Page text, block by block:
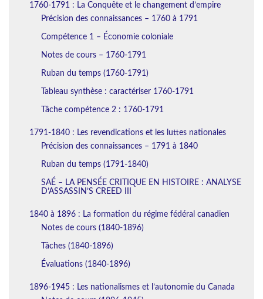
1760-1791 : La Conquête et le changement d’empire
Précision des connaissances – 1760 à 1791
Compétence 1 – Économie coloniale
Notes de cours – 1760-1791
Ruban du temps (1760-1791)
Tableau synthèse : caractériser 1760-1791
Tâche compétence 2 : 1760-1791
1791-1840 : Les revendications et les luttes nationales
Précision des connaissances – 1791 à 1840
Ruban du temps (1791-1840)
SAÉ – LA PENSÉE CRITIQUE EN HISTOIRE : ANALYSE
D’ASSASSIN’S CREED III
1840 à 1896 : La formation du régime fédéral canadien
Notes de cours (1840-1896)
Tâches (1840-1896)
Évaluations (1840-1896)
1896-1945 : Les nationalismes et l’autonomie du Canada